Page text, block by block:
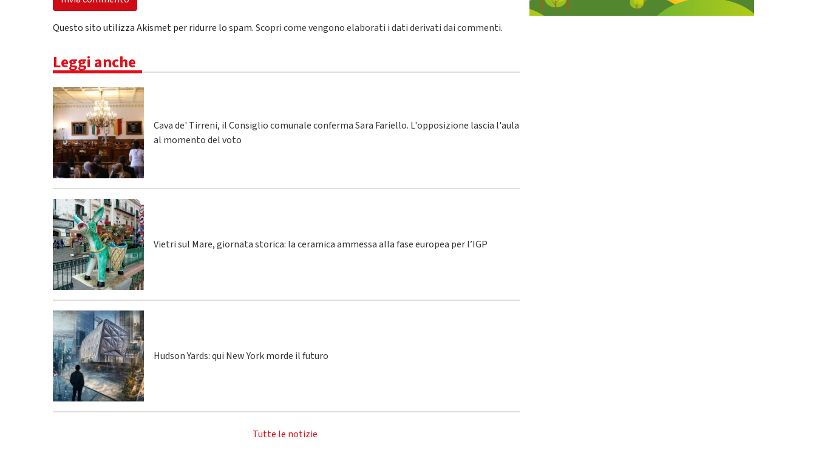
Questo sito utilizza Akismet per ridurre lo spam.Scopri come vengono elaborati i dati derivati dai commenti.
Leggi anche
Cava de' Tirreni, il Consiglio comunale conferma Sara Fariello. L'opposizione lascia l'aula
al momento del voto
Vietri sul Mare, giornata storica: la ceramica ammessa alla fase europea per l’IGP
Hudson Yards: qui New York morde il futuro
Tutte le notizie